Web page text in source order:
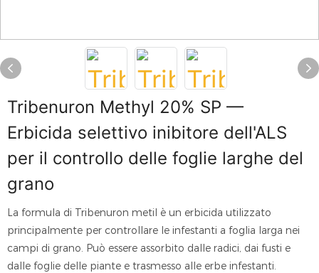
Tribenuron Methyl 20% SP —
Erbicida selettivo inibitore dell'ALS
per il controllo delle foglie larghe del
grano
La formula di Tribenuron metil è un erbicida utilizzato
principalmente per controllare le infestanti a foglia larga nei
campi di grano. Può essere assorbito dalle radici, dai fusti e
dalle foglie delle piante e trasmesso alle erbe infestanti.